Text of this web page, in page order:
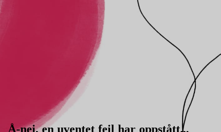
Å-nei, en uventet feil har oppstått...